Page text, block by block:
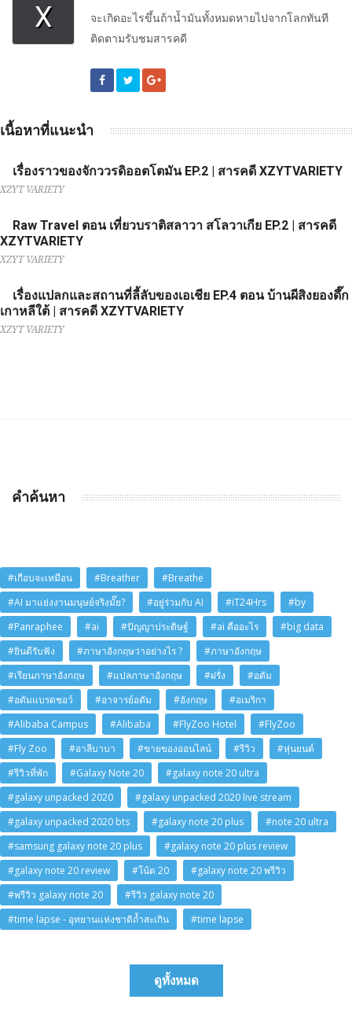
X
จะเกิดอะไรขึ้นถ้าน้ำมันทั้งหมดหายไปจากโลกทันที
ติดตามรับชมสารคดี
เนื้อหาที่แนะนำ
เรื่องราวของจักววรดิออตโตมัน EP.2 | สารคดี XZYTVARIETY
XZYT VARIETY
Raw Travel ตอน เที่ยวบราติสลาวา สโลวาเกีย EP.2 | สารคดี
XZYTVARIETY
XZYT VARIETY
เรื่องแปลกและสถานที่ลี้ลับของเอเชีย EP.4 ตอน บ้านผีสิงยองดึ๊ก
เกาหลีใต้ | สารคดี XZYTVARIETY
XZYT VARIETY
คำค้นหา
#เกือบจะเหมือน #Breather
#Breathe
#AI มาแย่งงานมนุษย์จริงมั๊ย?
#อยู่ร่วมกับ AI #iT24Hrs
#by
#Panraphee
#ai #ปัญญาประดิษฐ์ #ai คืออะไร
#big data
#ยินดีรับฟัง
#ภาษาอังกฤษว่าอย่างไร ?
#ภาษาอังกฤษ
#เรียนภาษาอังกฤษ
#แปลภาษาอังกฤษ #ฝรั่ง
#อดัม
#อดัมแบรดชอว์
#อาจารย์อดัม #อังกฤษ
#อเมริกา
#Alibaba Campus
#Alibaba #FlyZoo Hotel
#FlyZoo
#Fly Zoo
#อาลีบาบา #ขายของออนไลน์ #รีวิว
#หุ่นยนต์
#รีวิวที่พัก
#Galaxy Note 20
#galaxy note 20 ultra
#galaxy unpacked 2020
#galaxy unpacked 2020 live stream
#galaxy unpacked 2020 bts
#galaxy note 20 plus
#note 20 ultra
#samsung galaxy note 20 plus
#galaxy note 20 plus review
#galaxy note 20 review
#โน้ต 20
#galaxy note 20 พรีวิว
#พรีวิว galaxy note 20
#รีวิว galaxy note 20
#time lapse - อุทยานแห่งชาติถ้ำสะเกิน
#time lapse
ดูทั้งหมด